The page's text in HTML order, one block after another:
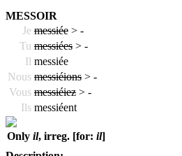
MESSOIR
Je messiée > -
Tu messiées > -
Il messiée
Nous messiéions > -
Vous messiéiez > -
Ils messiéent
Only il, irreg. [for: il]